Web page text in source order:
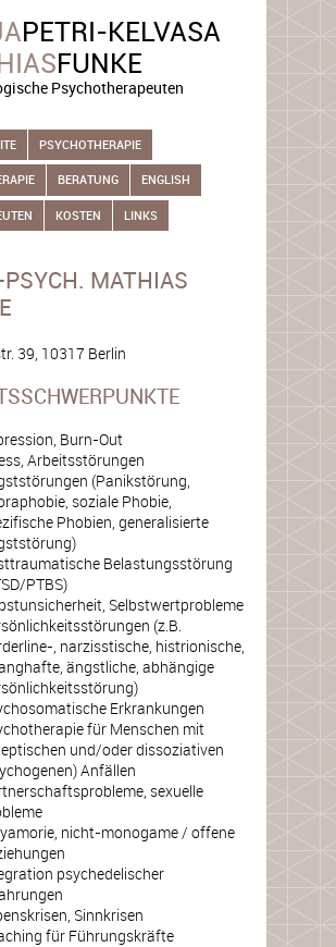
PETRI-KELVASA
FUNKE
Psychotherapeuten
PSYCHOTHERAPIE
BERATUNG ENGLISH
KOSTEN LINKS
MATHIAS
39, 10317 Berlin
Burn-Out
Arbeitsstörungen
(Panikstörung,
soziale Phobie,
Phobien, generalisierte
Belastungsstörung
PTBS)
Selbstwertprobleme
(z.B.
, narzisstische, histrionische,
ängstliche, abhängige
Erkrankungen
für Menschen mit
und/oder dissoziativen
Anfällen
sexuelle
nicht-monogame / offene
psychedelischer
Sinnkrisen
für Führungskräfte